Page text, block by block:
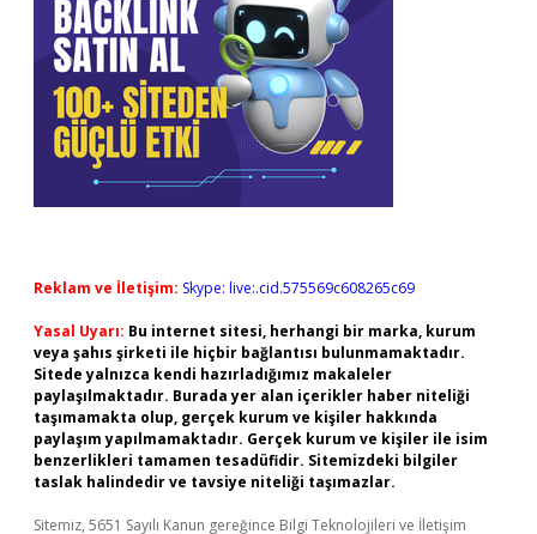
Reklam ve İletişim: Skype: live:.cid.575569c608265c69
Yasal Uyarı: Bu internet sitesi, herhangi bir marka, kurum
veya şahıs şirketi ile hiçbir bağlantısı bulunmamaktadır.
Sitede yalnızca kendi hazırladığımız makaleler
paylaşılmaktadır. Burada yer alan içerikler haber niteliği
taşımamakta olup, gerçek kurum ve kişiler hakkında
paylaşım yapılmamaktadır. Gerçek kurum ve kişiler ile isim
benzerlikleri tamamen tesadüfidir. Sitemizdeki bilgiler
taslak halindedir ve tavsiye niteliği taşımazlar.
Sitemiz, 5651 Sayılı Kanun gereğince Bilgi Teknolojileri ve İletişim